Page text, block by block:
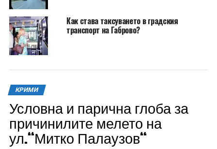
Как става таксуването в градския
транспорт на Габрово?
КРИМИ
Условна и парична глоба за
причинилите мелето на
ул.“Митко Палаузов“